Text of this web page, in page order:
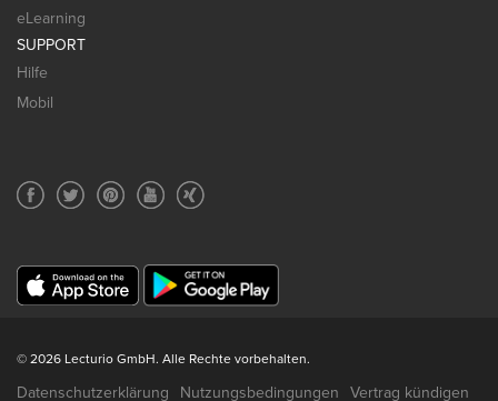
eLearning
SUPPORT
Hilfe
Mobil
© 2026 Lecturio GmbH. Alle Rechte vorbehalten.
Datenschutzerklärung Nutzungsbedingungen Vertrag kündigen